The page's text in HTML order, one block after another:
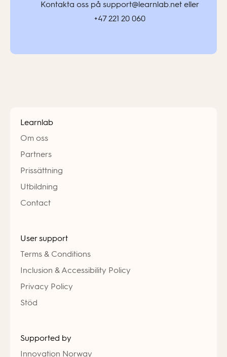
Kontakta oss på support@learnlab.net eller
+47 221 20 060
Learnlab
Om oss
Partners
Prissättning
Utbildning
Contact
User support
Terms & Conditions
Inclusion & Accessibility Policy
Privacy Policy
Stöd
Supported by
Innovation Norway